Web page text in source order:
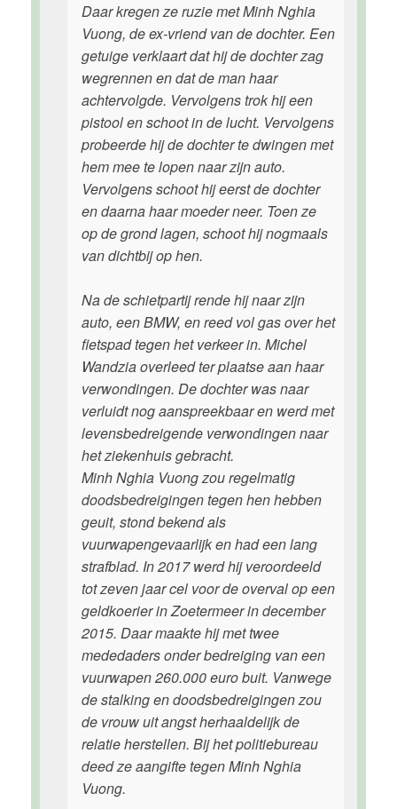
Daar kregen ze ruzie met Minh Nghia
Vuong, de ex-vriend van de dochter. Een
getuige verklaart dat hij de dochter zag
wegrennen en dat de man haar
achtervolgde. Vervolgens trok hij een
pistool en schoot in de lucht. Vervolgens
probeerde hij de dochter te dwingen met
hem mee te lopen naar zijn auto.
Vervolgens schoot hij eerst de dochter
en daarna haar moeder neer. Toen ze
op de grond lagen, schoot hij nogmaals
van dichtbij op hen.
Na de schietpartij rende hij naar zijn
auto, een BMW, en reed vol gas over het
fietspad tegen het verkeer in. Michel
Wandzia overleed ter plaatse aan haar
verwondingen. De dochter was naar
verluidt nog aanspreekbaar en werd met
levensbedreigende verwondingen naar
het ziekenhuis gebracht.
Minh Nghia Vuong zou regelmatig
doodsbedreigingen tegen hen hebben
geuit, stond bekend als
vuurwapengevaarlijk en had een lang
strafblad. In 2017 werd hij veroordeeld
tot zeven jaar cel voor de overval op een
geldkoerier in Zoetermeer in december
2015. Daar maakte hij met twee
mededaders onder bedreiging van een
vuurwapen 260.000 euro buit. Vanwege
de stalking en doodsbedreigingen zou
de vrouw uit angst herhaaldelijk de
relatie herstellen. Bij het politiebureau
deed ze aangifte tegen Minh Nghia
Vuong.